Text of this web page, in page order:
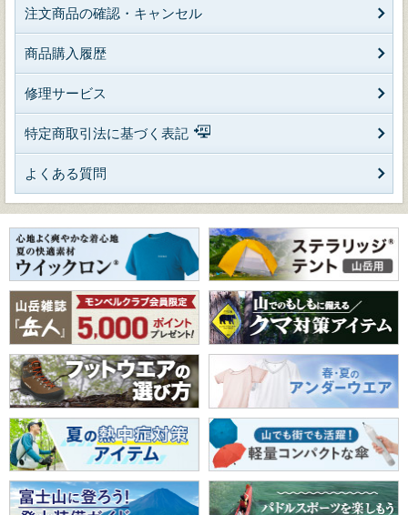
注文商品の確認・キャンセル
商品購入履歴
修理サービス
特定商取引法に基づく表記
よくある質問